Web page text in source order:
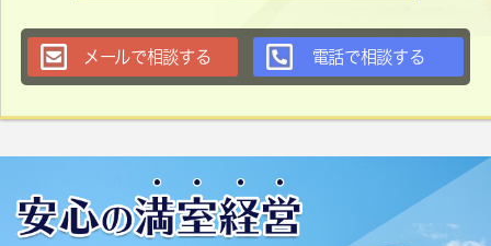
メールで相談する 電話で相談する